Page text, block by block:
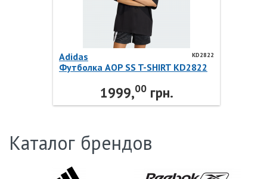
KD2822
Adidas
Футболка AOP SS T-SHIRT KD2822
1999,00грн.
Каталог брендов